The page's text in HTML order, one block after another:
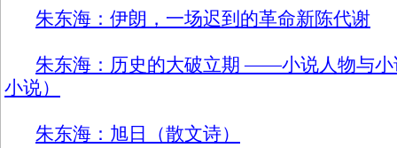
朱东海：伊朗，一场迟到的革命新陈代谢
朱东海：历史的大破立期 ——小说人物与小
小说）
朱东海：旭日（散文诗）